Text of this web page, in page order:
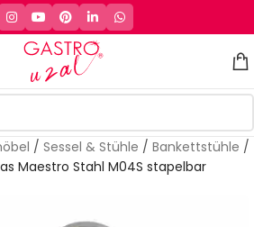
/ Sessel & Stühle / Bankettstühle /
Maestro Stahl M04S stapelbar